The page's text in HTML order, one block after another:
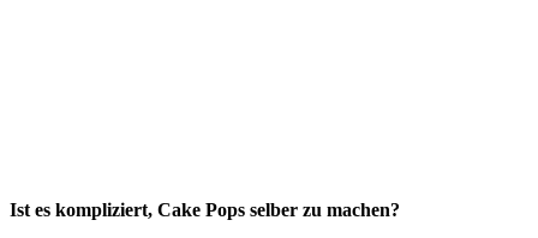
Ist es kompliziert, Cake Pops selber zu machen?